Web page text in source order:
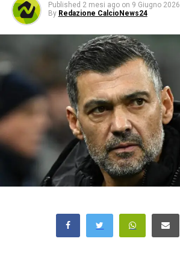
Published 2 mesi ago on 9 Giugno 2026
By Redazione CalcioNews24